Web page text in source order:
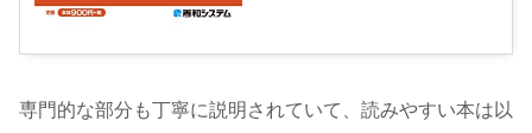
専門的な部分も丁寧に説明されていて、読みやすい本は以